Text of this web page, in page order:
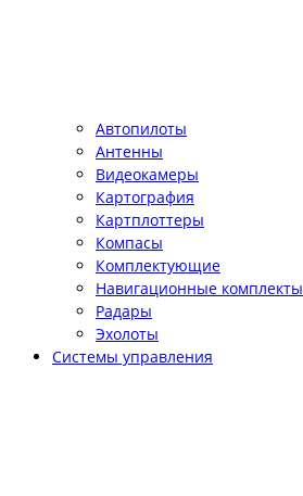
Автопилоты
Антенны
Видеокамеры
Картография
Картплоттеры
Компасы
Комплектующие
Навигационные комплекты
Радары
Эхолоты
Системы управления